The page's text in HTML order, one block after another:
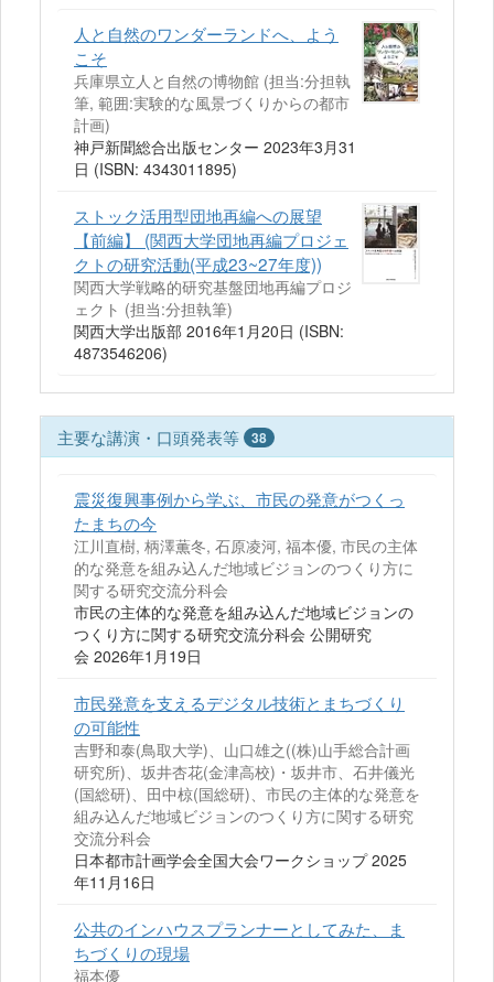
人と自然のワンダーランドへ、よう
こそ
兵庫県立人と自然の博物館 (担当:分担執
筆, 範囲:実験的な風景づくりからの都市
計画)
神戸新聞総合出版センター 2023年3月31
日 (ISBN: 4343011895)
ストック活用型団地再編への展望
【前編】 (関西大学団地再編プロジェ
クトの研究活動(平成23~27年度))
関西大学戦略的研究基盤団地再編プロジ
ェクト (担当:分担執筆)
関西大学出版部 2016年1月20日 (ISBN:
4873546206)
主要な講演・口頭発表等 38
震災復興事例から学ぶ、市民の発意がつくっ
たまちの今
江川直樹, 柄澤薫冬, 石原凌河, 福本優, 市民の主体
的な発意を組み込んだ地域ビジョンのつくり方に
関する研究交流分科会
市民の主体的な発意を組み込んだ地域ビジョンの
つくり方に関する研究交流分科会 公開研究
会 2026年1月19日
市民発意を支えるデジタル技術とまちづくり
の可能性
吉野和泰(⿃取⼤学)、⼭⼝雄之((株)⼭⼿総合計画
研究所)、坂井杏花(⾦津⾼校)・坂井市、⽯井儀光
(国総研)、⽥中椋(国総研)、市民の主体的な発意を
組み込んだ地域ビジョンのつくり方に関する研究
交流分科会
日本都市計画学会全国大会ワークショップ 2025
年11月16日
公共のインハウスプランナーとしてみた、ま
ちづくりの現場
福本優